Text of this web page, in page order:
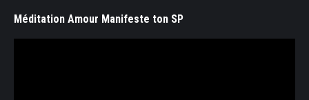
Méditation Amour Manifeste ton SP